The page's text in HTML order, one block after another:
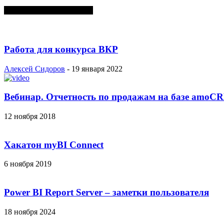
Работа для конкурса ВКР
Алексей Сидоров - 19 января 2022
Вебинар. Отчетность по продажам на базе
12 ноября 2018
Хакатон myBI Connect
6 ноября 2019
Power BI Report Server – заметки пользователя
18 ноября 2024